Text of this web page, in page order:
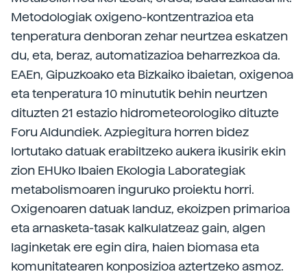
Metodologiak oxigeno-kontzentrazioa eta
tenperatura denboran zehar neurtzea eskatzen
du, eta, beraz, automatizazioa beharrezkoa da.
EAEn, Gipuzkoako eta Bizkaiko ibaietan, oxigenoa
eta tenperatura 10 minututik behin neurtzen
dituzten 21 estazio hidrometeorologiko dituzte
Foru Aldundiek. Azpiegitura horren bidez
lortutako datuak erabiltzeko aukera ikusirik ekin
zion EHUko Ibaien Ekologia Laborategiak
metabolismoaren inguruko proiektu horri.
Oxigenoaren datuak landuz, ekoizpen primarioa
eta arnasketa-tasak kalkulatzeaz gain, algen
laginketak ere egin dira, haien biomasa eta
komunitatearen konposizioa aztertzeko asmoz.